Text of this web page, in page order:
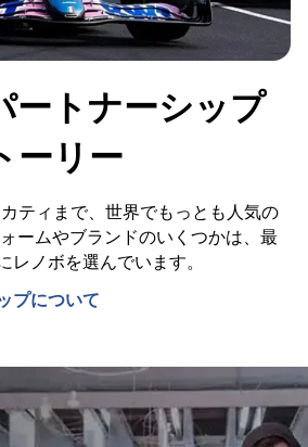
ートナーシップ
ーリー
ティまで、世界でもっとも人気の
ームやブランドのいくつかは、最
ノボを選んでいます。
プについて